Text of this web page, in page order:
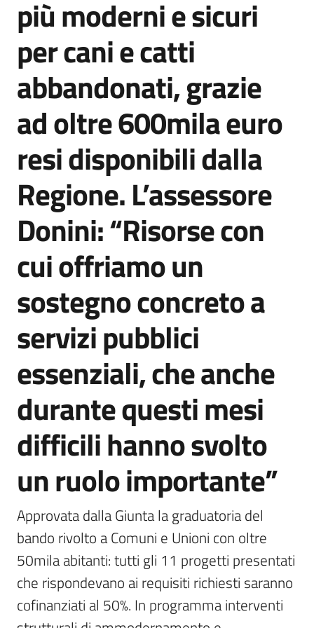
Agenzia
di
informazione
comunicazione
Seguici
su
più moderni e sicuri
per cani e catti
abbandonati, grazie
ad oltre 600mila euro
resi disponibili dalla
Regione. L’assessore
Donini: “Risorse con
cui offriamo un
sostegno concreto a
servizi pubblici
essenziali, che anche
durante questi mesi
difficili hanno svolto
un ruolo importante”
Approvata dalla Giunta la graduatoria del
bando rivolto a Comuni e Unioni con oltre
50mila abitanti: tutti gli 11 progetti presentati
che rispondevano ai requisiti richiesti saranno
cofinanziati al 50%. In programma interventi